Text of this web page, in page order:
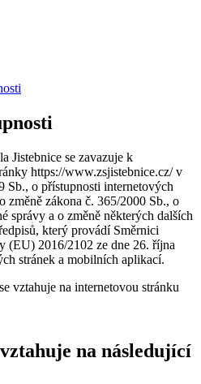
Jistebnice se zavazuje k
https://www.zsjistebnice.cz/ v
Sb., o přístupnosti internetových
změně zákona č. 365/2000 Sb., o
správy a o změně některých dalších
který provádí Směrnici
(EU) 2016/2102 ze dne 26. října
stránek a mobilních aplikací.
vztahuje na internetovou stránku
na následující